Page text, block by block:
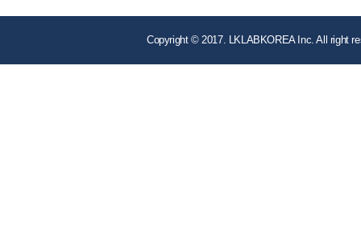
Copyright © 2017. LKLABKOREA Inc. All right